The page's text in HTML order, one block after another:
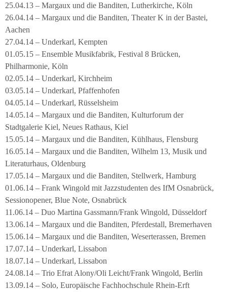
25.04.13 – Margaux und die Banditen, Lutherkirche, Köln
26.04.14 – Margaux und die Banditen, Theater K in der Bastei,
Aachen
27.04.14 – Underkarl, Kempten
01.05.15 – Ensemble Musikfabrik, Festival 8 Brücken,
Philharmonie, Köln
02.05.14 – Underkarl, Kirchheim
03.05.14 – Underkarl, Pfaffenhofen
04.05.14 – Underkarl, Rüsselsheim
14.05.14 – Margaux und die Banditen, Kulturforum der
Stadtgalerie Kiel, Neues Rathaus, Kiel
15.05.14 – Margaux und die Banditen, Kühlhaus, Flensburg
16.05.14 – Margaux und die Banditen, Wilhelm 13, Musik und
Literaturhaus, Oldenburg
17.05.14 – Margaux und die Banditen, Stellwerk, Hamburg
01.06.14 – Frank Wingold mit Jazzstudenten des IfM Osnabrück,
Sessionopener, Blue Note, Osnabrück
11.06.14 – Duo Martina Gassmann/Frank Wingold, Düsseldorf
13.06.14 – Margaux und die Banditen, Pferdestall, Bremerhaven
15.06.14 – Margaux und die Banditen, Weserterassen, Bremen
17.07.14 – Underkarl, Lissabon
18.07.14 – Underkarl, Lissabon
24.08.14 – Trio Efrat Alony/Oli Leicht/Frank Wingold, Berlin
13.09.14 – Solo, Europäische Fachhochschule Rhein-Erft